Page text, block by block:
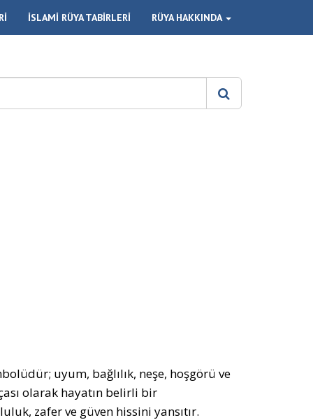
İSLAMİ RÜYA TABİRLERİ RÜYA HAKKINDA
uyum, bağlılık, neşe, hoşgörü ve
olarak hayatın belirli bir
zafer ve güven hissini yansıtır.